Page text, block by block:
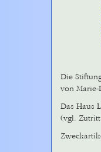
Die
von
Das Haus
(vgl.